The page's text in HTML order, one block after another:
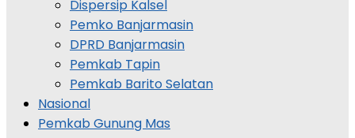
Dispersip Kalsel
Pemko Banjarmasin
DPRD Banjarmasin
Pemkab Tapin
Pemkab Barito Selatan
Nasional
Pemkab Gunung Mas